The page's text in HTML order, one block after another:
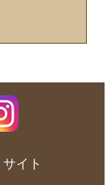
イト